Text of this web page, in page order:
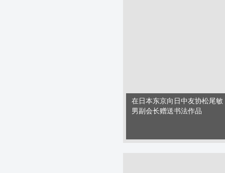
在日本东京向日中友协松尾敏
男副会长赠送书法作品